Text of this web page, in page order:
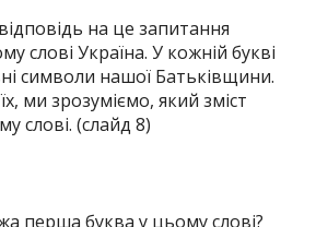
на це запитання
слові Україна. У кожній букві
символи нашої Батьківщини.
ми зрозуміємо, який зміст
слові. (слайд 8)
перша буква у цьому слові?